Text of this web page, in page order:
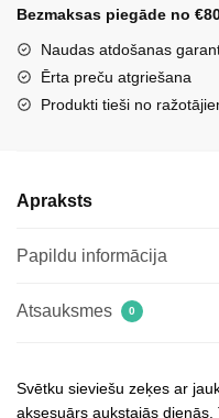
baltas
daudzums
Bezmaksas piegāde no
Naudas atdošanas
Ērta preču atgriešana
Produkti tieši no
Apraksts
Papildu informācija
Atsauksmes 0
Svētku sieviešu zeķes ar
aksesuārs aukstajās